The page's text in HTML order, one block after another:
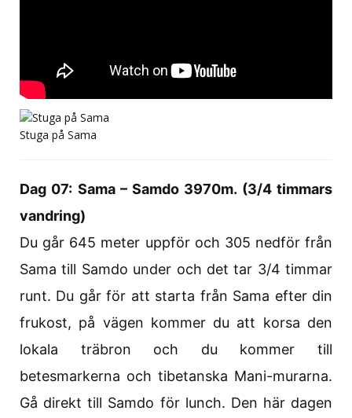
Stuga på Sama
Dag 07: Sama – Samdo 3970m. (3/4 timmars
vandring)
Du går 645 meter uppför och 305 nedför från
Sama till Samdo under och det tar 3/4 timmar
runt. Du går för att starta från Sama efter din
frukost, på vägen kommer du att korsa den
lokala träbron och du kommer till
betesmarkerna och tibetanska Mani-murarna.
Gå direkt till Samdo för lunch. Den här dagen